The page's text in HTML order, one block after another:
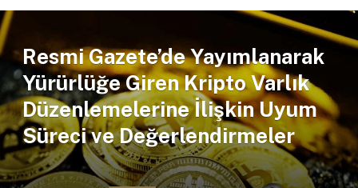
Resmi Gazete’de Yayımlanarak
Yürürlüğe Giren Kripto Varlık
Düzenlemelerine İlişkin Uyum
Süreci ve Değerlendirmeler